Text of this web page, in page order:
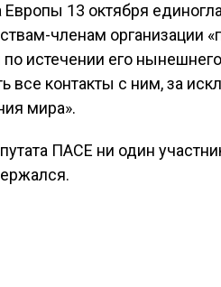
13 октября
членам организации
истечении его нынешнего
все контакты с ним, за
мира».
ПАСЕ ни один